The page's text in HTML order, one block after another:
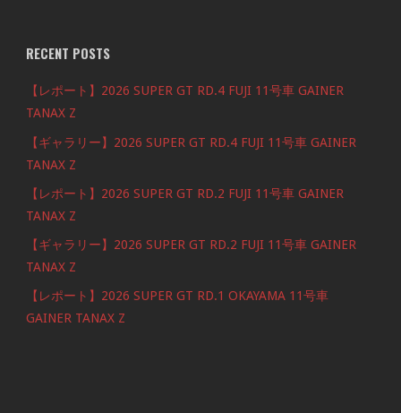
RECENT POSTS
【レポート】2026 SUPER GT RD.4 FUJI 11号車 GAINER
TANAX Z
【ギャラリー】2026 SUPER GT RD.4 FUJI 11号車 GAINER
TANAX Z
【レポート】2026 SUPER GT RD.2 FUJI 11号車 GAINER
TANAX Z
【ギャラリー】2026 SUPER GT RD.2 FUJI 11号車 GAINER
TANAX Z
【レポート】2026 SUPER GT RD.1 OKAYAMA 11号車
GAINER TANAX Z